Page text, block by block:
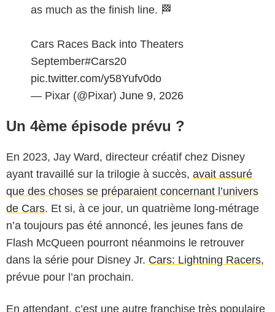
as much as the finish line. 🏁
Cars Races Back into Theaters
September#Cars20
pic.twitter.com/y58Yufv0do
— Pixar (@Pixar) June 9, 2026
Un 4ème épisode prévu ?
En 2023, Jay Ward, directeur créatif chez Disney
ayant travaillé sur la trilogie à succès, avait assuré
que des choses se préparaient concernant l’univers
de Cars. Et si, à ce jour, un quatrième long-métrage
n’a toujours pas été annoncé, les jeunes fans de
Flash McQueen pourront néanmoins le retrouver
dans la série pour Disney Jr. Cars: Lightning Racers,
prévue pour l’an prochain.
En attendant, c’est une autre franchise très populaire